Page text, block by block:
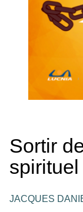
Sortir
spirituel
JACQUES